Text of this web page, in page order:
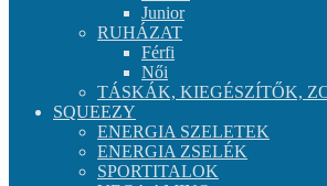
Junior
RUHÁZAT
Férfi
Női
TÁSKÁK, KIEGÉSZÍTŐK,
SQUEEZY
ENERGIA SZELETEK
ENERGIA ZSELÉK
SPORTITALOK